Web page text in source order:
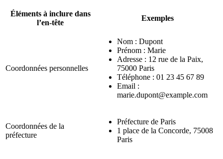
Éléments à inclure dans
l’en-tête
Exemples
Coordonnées personnelles
Nom : Dupont
Prénom : Marie
Adresse : 12 rue de la Paix,
75000 Paris
Téléphone : 01 23 45 67 89
Email :
marie.dupont@example.com
Coordonnées de la
préfecture
Préfecture de Paris
1 place de la Concorde, 75008
Paris